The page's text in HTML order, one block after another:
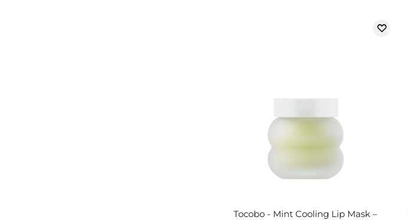
Tocobo - Mint Cooling Lip Mask –